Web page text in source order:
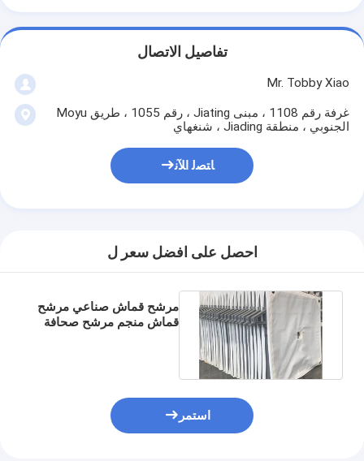
تفاصيل الاتصال
Mr. Tobby Xiao
غرفة رقم 1108 ، مبنى Jiating ، رقم 1055 ، طريق Moyu
الجنوبي ، منطقة Jiading ، شنغهاي
ﺎﺘﺼﻟ ﺍﻶﻧ
احصل على افضل سعر ل
مرشح قماش صناعي مرشح
قماش منجم مرشح صحافة
استمر